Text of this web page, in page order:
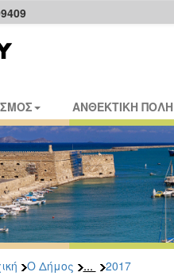
ΑΝΘΕΚΤΙΚΗ ΠΟΛΗ
Ο Δήμος ... 2017